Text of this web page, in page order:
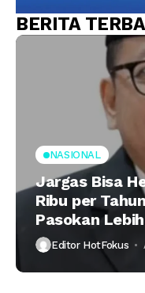
BERITA
NASIONAL
Jargas Bisa
Ribu per
Pasokan
Editor HotFokus